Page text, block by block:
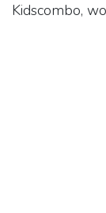
Kidscombo,